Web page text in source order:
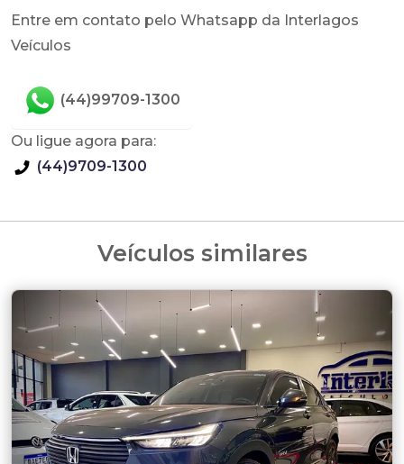
Entre em contato pelo Whatsapp da Interlagos
Veículos
(44)99709-1300
Ou ligue agora para:
(44)9709-1300
Veículos similares